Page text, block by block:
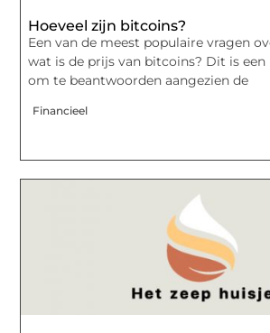
Hoeveel zijn bitcoins?
Een van de meest populaire vragen
wat is de prijs van bitcoins? Dit is
om te beantwoorden aangezien de
Financieel